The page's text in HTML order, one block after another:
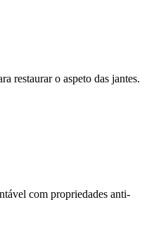
restaurar o aspeto das jantes.
com propriedades anti-